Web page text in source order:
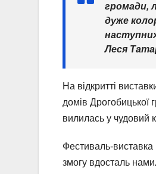
громади,
дуже
Леся
На відкритті
домів Дрогобицької
вилилась у чудовий
Фестиваль-виставка
змогу вдосталь